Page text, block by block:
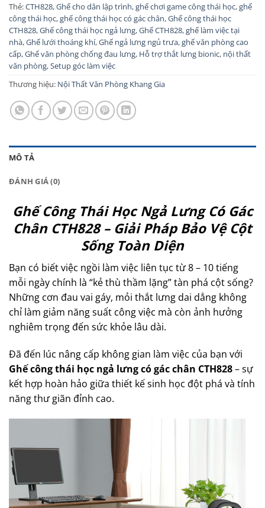
Thẻ:CTH828,Ghế cho dân lập trình,ghế chơi game công thái học,ghế
công thái học,ghế công thái học có gác chân,Ghế công thái học
CTH828,Ghế công thái học ngả lưng,Ghế CTH828,ghế làm việc tại
nhà,Ghế lưới thoáng khí,Ghế ngả lưng ngủ trưa,ghế văn phòng cao
cấp,Ghế văn phòng chống đau lưng, Hỗ trợ thắt lưng bionic, nội thất
văn phòng,Setup góc làm việc
Thương hiệu: Nội Thất Văn Phòng Khang Gia
MÔ TẢ
ĐÁNH GIÁ (0)
Ghế Công Thái Học Ngả Lưng Có Gác
Chân CTH828 – Giải Pháp Bảo Vệ Cột
Sống Toàn Diện
Bạn có biết việc ngồi làm việc liên tục từ 8 – 10 tiếng
mỗi ngày chính là “kẻ thù thầm lặng” tàn phá cột sống?
Những cơn đau vai gáy, mỏi thắt lưng dai dẳng không
chỉ làm giảm năng suất công việc mà còn ảnh hưởng
nghiêm trọng đến sức khỏe lâu dài.
Đã đến lúc nâng cấp không gian làm việc của bạn với
Ghế công thái học ngả lưng có gác chân CTH828– sự
kết hợp hoàn hảo giữa thiết kế sinh học đột phá và tính
năng thư giãn đỉnh cao.